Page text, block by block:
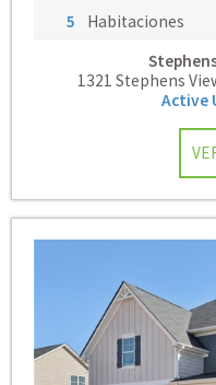
5 Habitaciones
1321 Stephens
Active